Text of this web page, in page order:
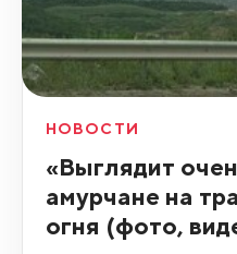
НОВОСТИ
«Выглядит
амурчане на
огня (фото,